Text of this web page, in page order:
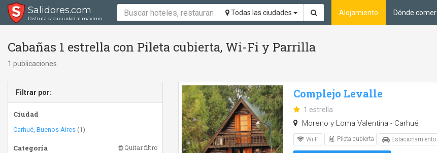
Salidores.com
Disfrutá cada ciudad al máximo
Todas las ciudades Alojamiento Dónde comer
Cabañas 1 estrella con Pileta cubierta, Wi-Fi y Parrilla
1 publicaciones
Filtrar por:
Ciudad
Carhué, Buenos Aires (1)
Categoría Quitar filtro
Complejo Levalle
1 estrella
Moreno y Loma Valentina - Carhué
Wi-Fi Pileta cubierta Estacionamiento